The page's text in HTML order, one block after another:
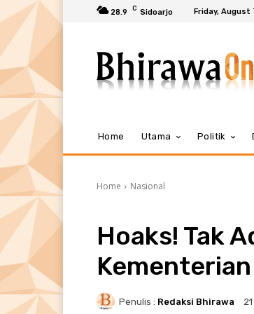
28.9 C Sidoarjo Friday, August
Home Utama Politik
Home Nasional
Hoaks! Tak
Penulis : Redaksi Bhirawa